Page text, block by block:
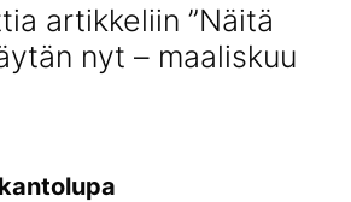
artikkeliin ”Näitä
nyt – maaliskuu